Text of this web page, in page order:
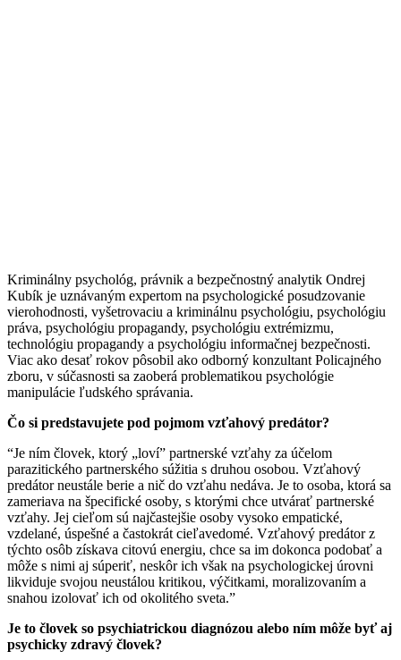
Kriminálny psychológ, právnik a bezpečnostný analytik Ondrej
Kubík je uznávaným expertom na psychologické posudzovanie
vierohodnosti, vyšetrovaciu a kriminálnu psychológiu, psychológiu
práva, psychológiu propagandy, psychológiu extrémizmu,
technológiu propagandy a psychológiu informačnej bezpečnosti.
Viac ako desať rokov pôsobil ako odborný konzultant Policajného
zboru, v súčasnosti sa zaoberá problematikou psychológie
manipulácie ľudského správania.
Čo si predstavujete pod pojmom vzťahový predátor?
“Je ním človek, ktorý „loví” partnerské vzťahy za účelom
parazitického partnerského súžitia s druhou osobou. Vzťahový
predátor neustále berie a nič do vzťahu nedáva. Je to osoba, ktorá sa
zameriava na špecifické osoby, s ktorými chce utvárať partnerské
vzťahy. Jej cieľom sú najčastejšie osoby vysoko empatické,
vzdelané, úspešné a častokrát cieľavedomé. Vzťahový predátor z
týchto osôb získava citovú energiu, chce sa im dokonca podobať a
môže s nimi aj súperiť, neskôr ich však na psychologickej úrovni
likviduje svojou neustálou kritikou, výčitkami, moralizovaním a
snahou izolovať ich od okolitého sveta.”
Je to človek so psychiatrickou diagnózou alebo ním môže byť aj
psychicky zdravý človek?